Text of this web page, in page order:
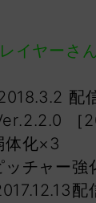
イヤーさ
配
［
化×3
ッチャー